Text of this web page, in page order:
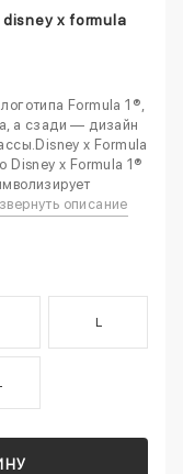
x formula
Formula 1®,
а сзади — дизайн
x Formula
Disney x Formula 1®
описание
L